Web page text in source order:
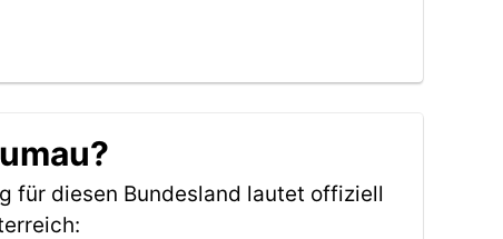
für diesen Bundesland lautet offiziell